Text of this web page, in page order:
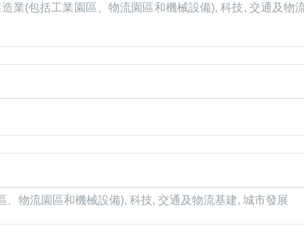
業(包括工業園區、物流園區和機械設備), 科技, 交通及物
物流園區和機械設備), 科技, 交通及物流基建, 城市發展